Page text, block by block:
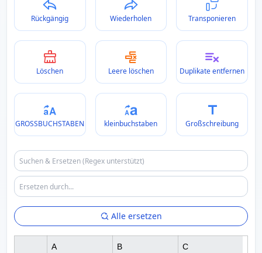
Rückgängig Wiederholen Transponieren
Löschen Leere löschen Duplikate entfernen
GROSSBUCHSTABEN kleinbuchstaben Großschreibung
Alle ersetzen
A B C